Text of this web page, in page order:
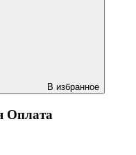
В избранное
Оплата